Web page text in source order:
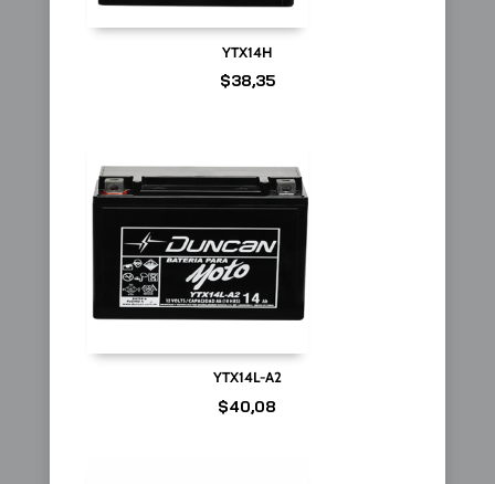
YTX14H
$38,35
YTX14L-A2
$40,08